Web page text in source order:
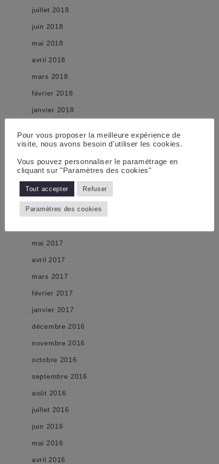
juillet 2018
juin 2018
mai 2018
avril 2018
mars 2018
février 2018
janvier 2018
novembre 2017
octobre 2017
août 2017
juillet 2017
mai 2017
avril 2017
mars 2017
février 2017
janvier 2017
décembre 2016
novembre 2016
octobre 2016
septembre 2016
août 2016
juillet 2016
juin 2016
mai 2016
avril 2016
Pour vous proposer la meilleure expérience de
visite, nous avons besoin d'utiliser les cookies.
Vous pouvez personnaliser le paramétrage en
cliquant sur "Paramètres des cookies"
Tout accepter Refuser
Paramètres des cookies